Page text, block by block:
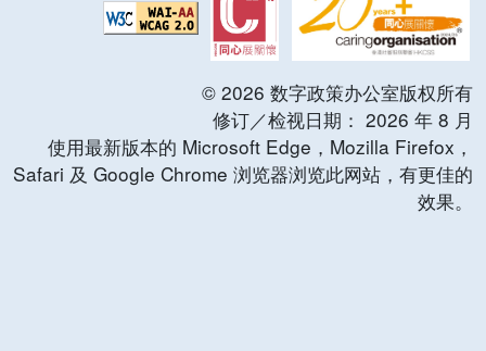
© 2026 数字政策办公室版权所有
修订／检视日期： 2026 年 8 月
使用最新版本的 Microsoft Edge，Mozilla Firefox，
Safari 及 Google Chrome 浏览器浏览此网站，有更佳的
效果。